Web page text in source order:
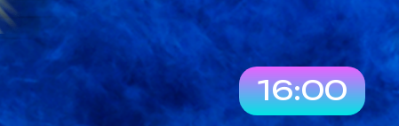
16:00